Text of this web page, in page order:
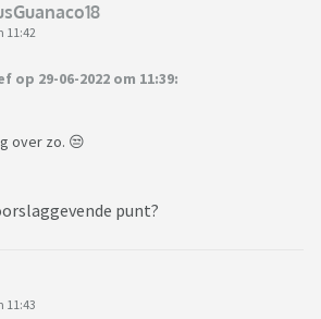
11:42
op 29-06-2022 om 11:39:
over zo. 😒
punt?
11:43